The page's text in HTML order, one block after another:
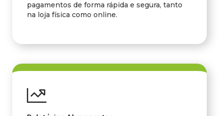
pagamentos de forma rápida e segura, tanto
na loja física como online.